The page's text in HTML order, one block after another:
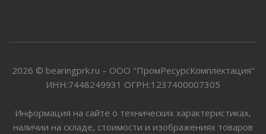
2026 © bearingprk.ru – ООО "ПромРесурсКомплектация"
ИНН:7448249931 ОГРН:1237400007305
Информация на сайте о технических характеристиках,
наличии на складе, стоимости и изображениях товаров